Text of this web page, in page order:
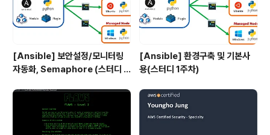
[Ansible] 보안설정/모니터링
자동화, Semaphore (스터디 4
[Ansible] 환경구축 및 기본사
용(스터디 1주차)